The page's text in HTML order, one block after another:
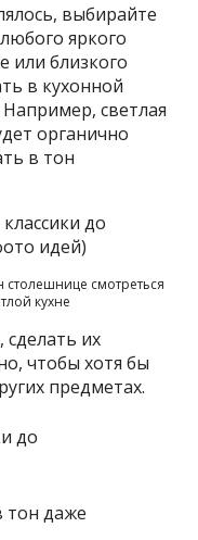
выбирайте
яркого
или близкого
в кухонной
светлая
органично
в тон
смотреться
кухне
их
чтобы хотя бы
предметах.
тон даже